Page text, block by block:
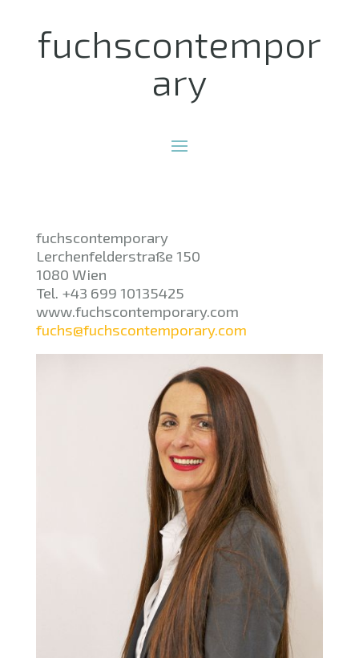
fuchscontempor
ary
fuchscontemporary
Lerchenfelderstraße 150
1080 Wien
Tel. +43 699 10135425
www.fuchscontemporary.com
fuchs@fuchscontemporary.com